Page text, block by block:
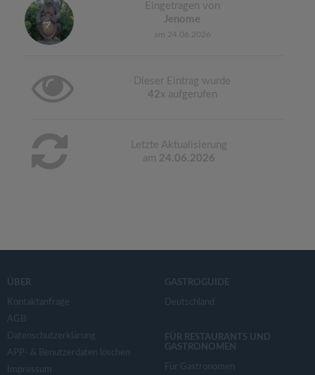
Eingetragen von
Jenome
am 24.06.2026
Dieser Eintrag wurde
42x aufgerufen
Letzte Aktualisierung
am 24.06.2026
ÜBER
Kontaktanfrage
AGB
Datenschutzerklärung
APP- & Benutzerdaten löschen
Impressum
GASTROGUIDE
Deutschland
FÜR RESTAURANTS UND
GASTRONOMEN
Für Gastronomen